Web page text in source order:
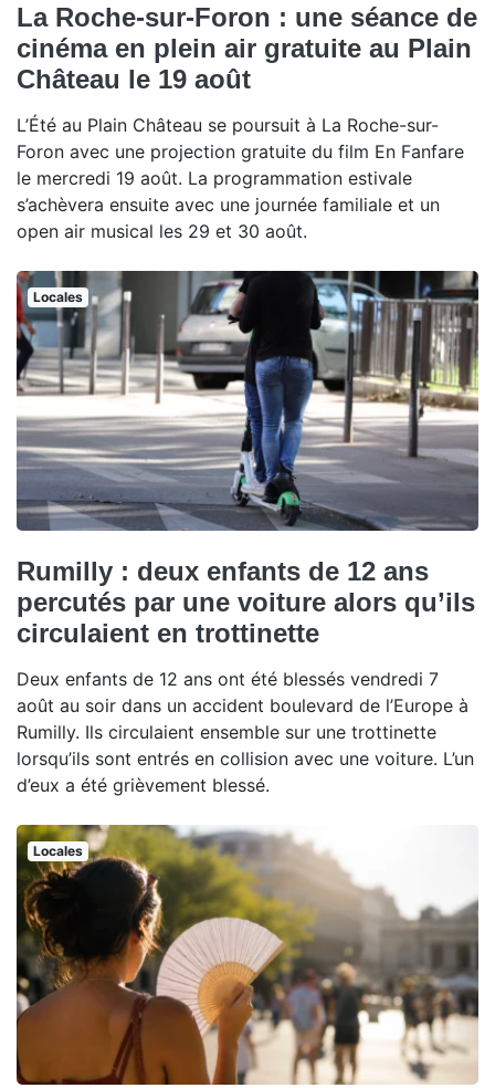
La Roche-sur-Foron : une séance de
cinéma en plein air gratuite au Plain
Château le 19 août
L’Été au Plain Château se poursuit à La Roche-sur-
Foron avec une projection gratuite du film En Fanfare
le mercredi 19 août. La programmation estivale
s’achèvera ensuite avec une journée familiale et un
open air musical les 29 et 30 août.
Locales
Rumilly : deux enfants de 12 ans
percutés par une voiture alors qu’ils
circulaient en trottinette
Deux enfants de 12 ans ont été blessés vendredi 7
août au soir dans un accident boulevard de l’Europe à
Rumilly. Ils circulaient ensemble sur une trottinette
lorsqu’ils sont entrés en collision avec une voiture. L’un
d’eux a été grièvement blessé.
Locales